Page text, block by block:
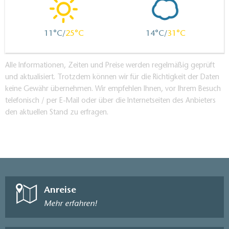
11 25 14 31
Alle Informationen, Zeiten und Preise werden regelmäßig geprüft
und aktualisiert. Trotzdem können wir für die Richtigkeit der Daten
keine Gewähr übernehmen. Wir empfehlen Ihnen, vor Ihrem Besuch
telefonisch / per E-Mail oder über die Internetseiten des Anbieters
den aktuellen Stand zu erfragen.
Anreise
Mehr erfahren!